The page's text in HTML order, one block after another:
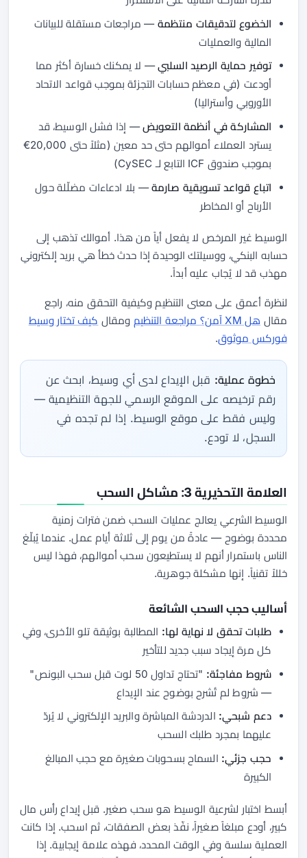
الخضوع لتدقيقات منتظمة — مراجعات مستقلة للبيانات
المالية والعمليات
توفير حماية الرصيد السلبي— لا يمكنك خسارة أكثر مما
أودعت (في معظم حسابات التجزئة بموجب قواعد الاتحاد
الأوروبي وأستراليا)
المشاركة في أنظمة التعويض— إذا فشل الوسيط، قد
يسترد العملاء أموالهم حتى حد معين (مثلاً حتى 20,000€
بموجب صندوق ICF التابع لـ CySEC)
اتباع قواعد تسويقية صارمة— بلا ادعاءات مضلّلة حول
الأرباح أو المخاطر
الوسيط غير المرخص لا يفعل أياً من هذا. أموالك تذهب إلى
حسابه البنكي، ووسيلتك الوحيدة إذا حدث خطأ هي بريد إلكتروني
مهذب قد لا يُجاب عليه أبداً.
لنظرة أعمق على معنى التنظيم وكيفية التحقق منه، راجع
مقال هل XM آمن؟ مراجعة التنظيم ومقال كيف تختار وسيط
فوركس موثوق.
خطوة عملية: قبل الإيداع لدى أي وسيط، ابحث عن
رقم ترخيصه على الموقع الرسمي للجهة التنظيمية —
وليس فقط على موقع الوسيط. إذا لم تجده في
السجل، لا تودع.
العلامة التحذيرية 3: مشاكل السحب
الوسيط الشرعي يعالج عمليات السحب ضمن فترات زمنية
محددة بوضوح — عادةً من يوم إلى ثلاثة أيام عمل. عندما يُبلّغ
الناس باستمرار أنهم لا يستطيعون سحب أموالهم، فهذا ليس
خللاً تقنياً. إنها مشكلة جوهرية.
أساليب حجب السحب الشائعة
طلبات تحقق لا نهاية لها: المطالبة بوثيقة تلو الأخرى، وفي
كل مرة إيجاد سبب جديد للتأخير
شروط مفاجئة:
"تحتاج تداول 50 لوت قبل سحب البونص"
— شروط لم تُشرح بوضوح عند الإيداع
دعم شبحي: الدردشة المباشرة والبريد الإلكتروني لا يُردّ
عليهما بمجرد طلبك السحب
حجب جزئي: السماح بسحوبات صغيرة مع حجب المبالغ
الكبيرة
أبسط اختبار لشرعية الوسيط هو سحب صغير. قبل إيداع رأس مال
كبير، أودع مبلغاً صغيراً، نفّذ بعض الصفقات، ثم اسحب. إذا كانت
العملية سلسة وفي الوقت المحدد، فهذه علامة إيجابية. إذا